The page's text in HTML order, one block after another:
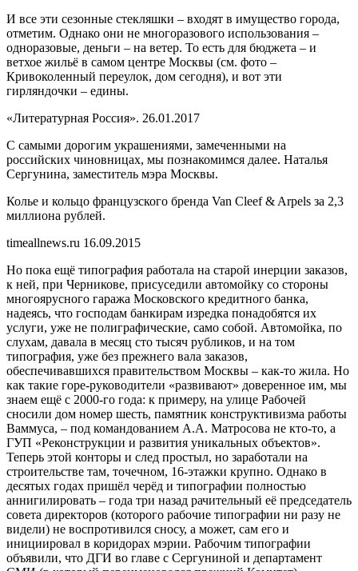
И все эти сезонные стекляшки – входят в имущество города,
отметим. Однако они не многоразового использования –
одноразовые, деньги – на ветер. То есть для бюджета – и
ветхое жильё в самом центре Москвы (см. фото –
Кривоколенный переулок, дом сегодня), и вот эти
гирляндочки – едины.
«Литературная Россия». 26.01.2017
С самыми дорогим украшениями, замеченными на
российских чиновницах, мы познакомимся далее. Наталья
Сергунина, заместитель мэра Москвы.
Колье и кольцо французского бренда Van Cleef & Arpels за 2,3
миллиона рублей.
timeallnews.ru 16.09.2015
Но пока ещё типография работала на старой инерции заказов,
к ней, при Черникове, присуседили автомойку со стороны
многоярусного гаража Московского кредитного банка,
надеясь, что господам банкирам изредка понадобятся их
услуги, уже не полиграфические, само собой. Автомойка, по
слухам, давала в месяц сто тысяч рубликов, и на том
типография, уже без прежнего вала заказов,
обеспечивавшихся правительством Москвы – как-то жила. Но
как такие горе-руководители «развивают» доверенное им, мы
знаем ещё с 2000-го года: к примеру, на улице Рабочей
сносили дом номер шесть, памятник конструктивизма работы
Ваммуса, – под командованием А.А. Матросова не кто-то, а
ГУП «Реконструкции и развития уникальных объектов».
Теперь этой конторы и след простыл, но заработали на
строительстве там, точечном, 16-этажки крупно. Однако в
десятых годах пришёл черёд и типографии полностью
аннигилировать – года три назад рачительный её председатель
совета директоров (которого рабочие типографии ни разу не
видели) не воспротивился сносу, а может, сам его и
инициировал в коридорах мэрии. Рабочим типографии
объявили, что ДГИ во главе с Сергуниной и департамент